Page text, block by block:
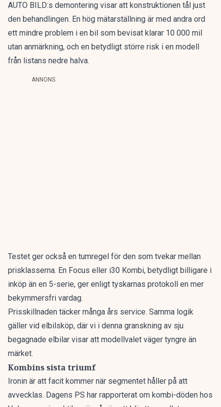
AUTO BILD:s demontering visar att konstruktionen tål just
den behandlingen. En hög mätarställning är med andra ord
ett mindre problem i en bil som bevisat klarar 10 000 mil
utan anmärkning, och en betydligt större risk i en modell
från listans nedre halva.
ANNONS
Testet ger också en tumregel för den som tvekar mellan
prisklasserna. En Focus eller i30 Kombi, betydligt billigare i
inköp än en 5-serie, ger enligt tyskarnas protokoll en mer
bekymmersfri vardag.
Prisskillnaden täcker många års service. Samma logik
gäller vid elbilsköp, där vi i denna granskning av sju
begagnade elbilar visar att modellvalet väger tyngre än
märket.
Kombins sista triumf
Ironin är att facit kommer när segmentet håller på att
avvecklas. Dagens PS har rapporterat om kombi-döden hos